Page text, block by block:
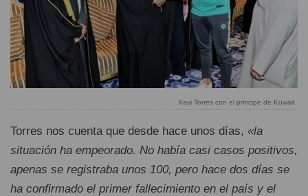
Xavi Torres con el principe de Kuwait
Torres nos cuenta que desde hace unos días, «la
situación ha empeorado. No había casi casos positivos,
apenas se registraba unos 100, pero hace dos días se
ha confirmado el primer fallecimiento en el país y el